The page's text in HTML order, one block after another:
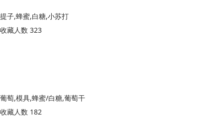
提子,蜂蜜,白糖,小苏打
收藏人数 323
葡萄,模具,蜂蜜/白糖,葡萄干
收藏人数 182